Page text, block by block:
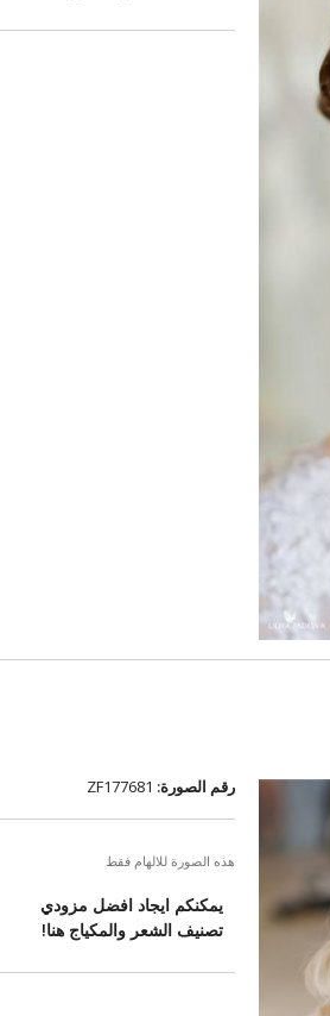
رقم الصورة:
هذه الصورة للالهام فقط
يمكنكم ايجاد افضل مزودي
تصنيف الشعر والمكياج هنا!